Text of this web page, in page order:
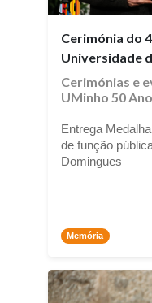
Cerimónia do
Universidade
Cerimónias e
UMinho 50
Entrega
de função
Domingues
Memória